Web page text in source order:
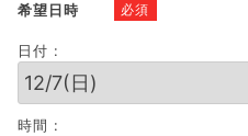
希望日時 必須
日付 :
時間 :